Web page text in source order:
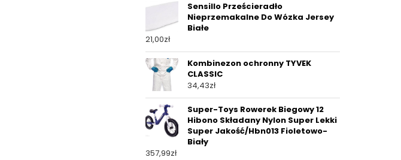
Sensillo Prześcieradło
Nieprzemakalne Do Wózka Jersey
Białe
21,00zł
Kombinezon ochronny TYVEK
CLASSIC
34,43zł
Super-Toys Rowerek Biegowy 12
Hibono Składany Nylon Super Lekki
Super Jakość/Hbn013 Fioletowo-
Biały
357,99zł